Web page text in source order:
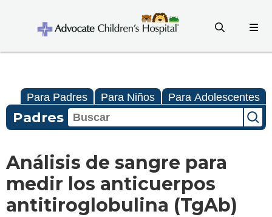
Para Padres Para Niños Para Adolescentes
Padres
Análisis de sangre para
medir los anticuerpos
antitiroglobulina (TgAb)